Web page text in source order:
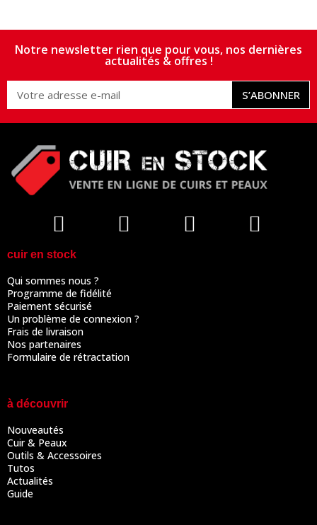
Notre newsletter rien que pour vous, nos dernières
actualités & offres !
S’ABONNER
cuir en stock
Qui sommes nous ?
Programme de fidélité
Paiement sécurisé
Un problème de connexion ?
Frais de livraison
Nos partenaires
Formulaire de rétractation
à découvrir
Nouveautés
Cuir & Peaux
Outils & Accessoires
Tutos
Actualités
Guide